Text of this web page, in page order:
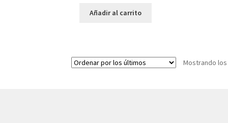
Añadir al carrito
Mostrando